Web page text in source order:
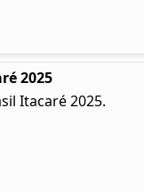
2025
Itacaré 2025.